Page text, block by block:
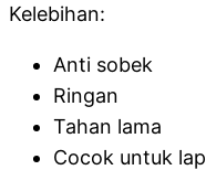
Kelebihan:
Anti sobek
Ringan
Tahan lama
Cocok untuk